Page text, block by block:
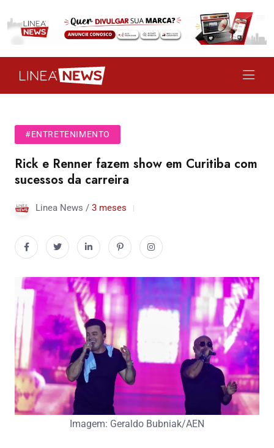
#ENTRETENIMENTO
Rick e Renner fazem show em Curitiba com
sucessos da carreira
Linea News / 3 meses
Imagem: Geraldo Bubniak/AEN